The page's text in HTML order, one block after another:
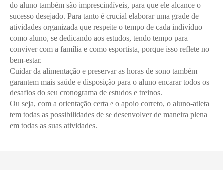
do aluno também são imprescindíveis, para que ele alcance o
sucesso desejado. Para tanto é crucial elaborar uma grade de
atividades organizada que respeite o tempo de cada indivíduo
como aluno, se dedicando aos estudos, tendo tempo para
conviver com a família e como esportista, porque isso reflete no
bem-estar.
Cuidar da alimentação e preservar as horas de sono também
garantem mais saúde e disposição para o aluno encarar todos os
desafios do seu cronograma de estudos e treinos.
Ou seja, com a orientação certa e o apoio correto, o aluno-atleta
tem todas as possibilidades de se desenvolver de maneira plena
em todas as suas atividades.